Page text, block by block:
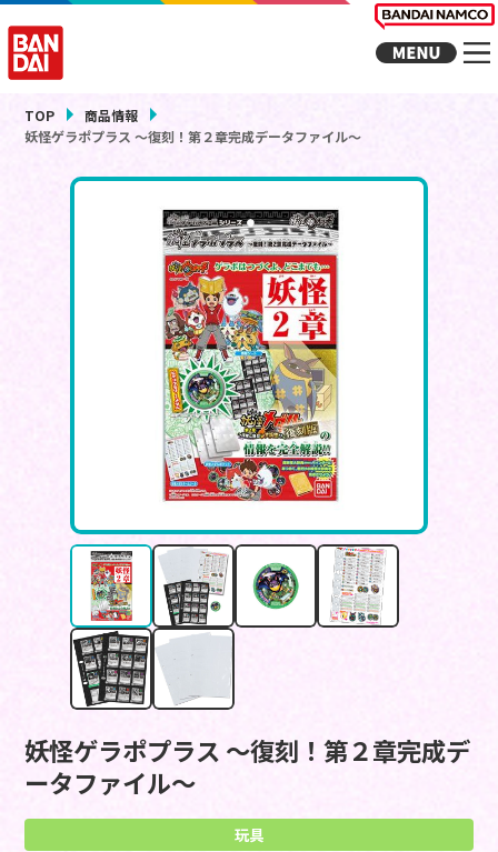
TOP
商品情報
妖怪ゲラポプラス ～復刻！第２章完成データファイル～
妖怪ゲラポプラス ～復刻！第２章完成デ
ータファイル～
玩具